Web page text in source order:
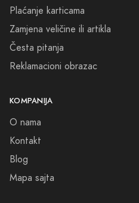
Plaćanje karticama
Zamjena veličine ili artikla
Česta pitanja
Reklamacioni obrazac
KOMPANIJA
O nama
Kontakt
Blog
Mapa sajta